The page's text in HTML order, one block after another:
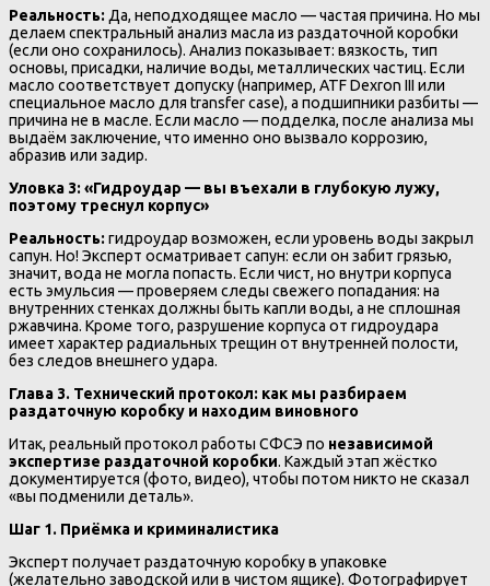
Реальность: Да, неподходящее масло — частая причина. Но мы
делаем спектральный анализ масла из раздаточной коробки
(если оно сохранилось). Анализ показывает: вязкость, тип
основы, присадки, наличие воды, металлических частиц. Если
масло соответствует допуску (например, ATF Dexron III или
специальное масло для transfer case), а подшипники разбиты —
причина не в масле. Если масло — подделка, после анализа мы
выдаём заключение, что именно оно вызвало коррозию,
абразив или задир.
Уловка 3: «Гидроудар — вы въехали в глубокую лужу,
поэтому треснул корпус»
Реальность:гидроудар возможен, если уровень воды закрыл
сапун. Но! Эксперт осматривает сапун: если он забит грязью,
значит, вода не могла попасть. Если чист, но внутри корпуса
есть эмульсия — проверяем следы свежего попадания: на
внутренних стенках должны быть капли воды, а не сплошная
ржавчина. Кроме того, разрушение корпуса от гидроудара
имеет характер радиальных трещин от внутренней полости,
без следов внешнего удара.
Глава 3. Технический протокол: как мы разбираем
раздаточную коробку и находим виновного
Итак, реальный протокол работы СФСЭ по независимой
экспертизе раздаточной коробки. Каждый этап жёстко
документируется (фото, видео), чтобы потом никто не сказал
«вы подменили деталь».
Шаг 1. Приёмка и криминалистика
Эксперт получает раздаточную коробку в упаковке
(желательно заводской или в чистом ящике). Фотографирует